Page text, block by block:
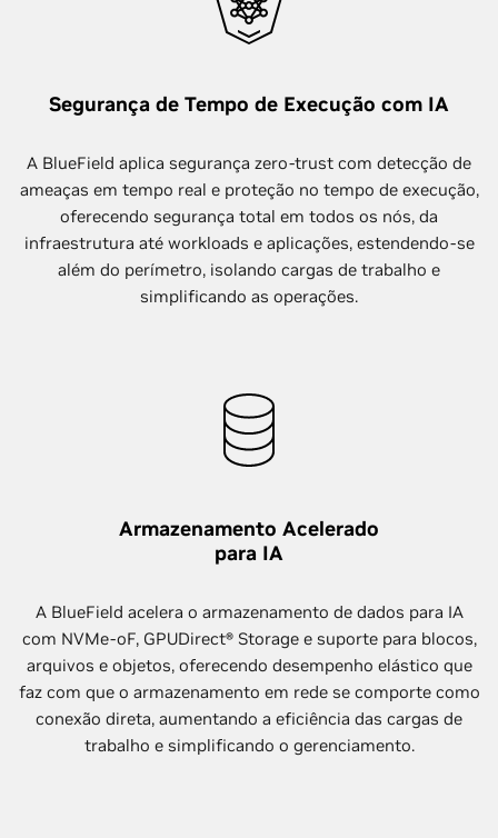
Segurança de Tempo de Execução com IA
A BlueField aplica segurança zero-trust com detecção de
ameaças em tempo real e proteção no tempo de execução,
oferecendo segurança total em todos os nós, da
infraestrutura até workloads e aplicações, estendendo-se
além do perímetro, isolando cargas de trabalho e
simplificando as operações.
Armazenamento Acelerado
para IA
A BlueField acelera o armazenamento de dados para IA
com NVMe-oF, GPUDirect® Storage e suporte para blocos,
arquivos e objetos, oferecendo desempenho elástico que
faz com que o armazenamento em rede se comporte como
conexão direta, aumentando a eficiência das cargas de
trabalho e simplificando o gerenciamento.